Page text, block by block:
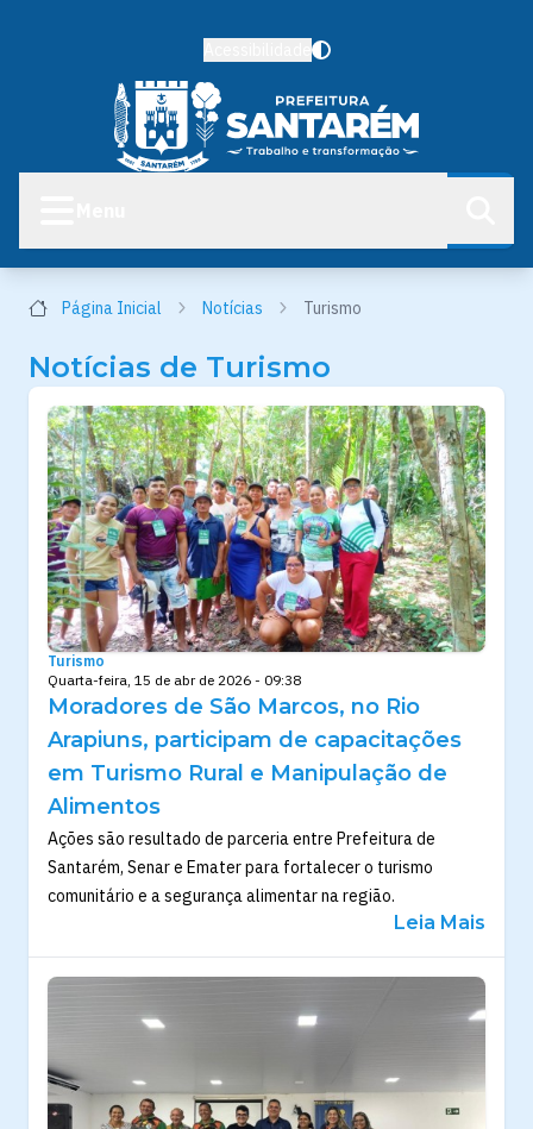
Página Inicial Notícias Turismo
Notícias de Turismo
Turismo
Quarta-feira, 15 de abr de 2026 - 09:38
Moradores de São Marcos, no Rio
Arapiuns, participam de capacitações
em Turismo Rural e Manipulação de
Alimentos
Ações são resultado de parceria entre Prefeitura de
Santarém, Senar e Emater para fortalecer o turismo
comunitário e a segurança alimentar na região.
Leia Mais